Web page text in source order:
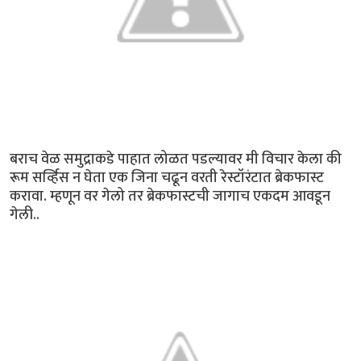
बराच वेळ समुद्राकडे पाहात लोळत पडल्यावर मी विचार केला की
रूम सर्व्हिस न घेता एक जिना चढून वरती रेस्टॉरंटात ब्रेकफास्ट
करावा. म्हणून वर गेलो तर ब्रेकफास्टची जागाच एकदम आवडून
गेली..